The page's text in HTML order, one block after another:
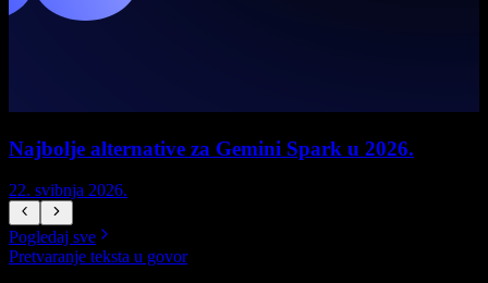
Najbolje alternative za Gemini Spark u 2026.
22. svibnja 2026.
Pogledaj sve
Pretvaranje teksta u govor